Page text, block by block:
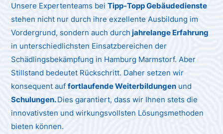
Unsere Expertenteams beiTipp-Topp Gebäudedienste
stehen nicht nur durch ihre exzellente Ausbildung im
Vordergrund, sondern auch durch jahrelange Erfahrung
in unterschiedlichsten Einsatzbereichen der
Schädlingsbekämpfung in Hamburg Marmstorf. Aber
Stillstand bedeutet Rückschritt. Daher setzen wir
konsequent auffortlaufende Weiterbildungen und
Schulungen.Dies garantiert, dass wir Ihnen stets die
innovativsten und wirkungsvollsten Lösungsmethoden
bieten können.